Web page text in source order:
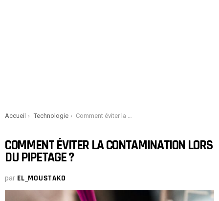
You are here:
Accueil Technologie Comment éviter la contamination lors du pipetage ?
COMMENT ÉVITER LA CONTAMINATION LORS
DU PIPETAGE ?
par EL_MOUSTAKO